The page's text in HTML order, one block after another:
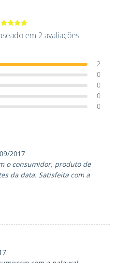
de 5 em 2 avaliações
2
0
0
0
0
2017
o consumidor, produto de
da data. Satisfeita com a